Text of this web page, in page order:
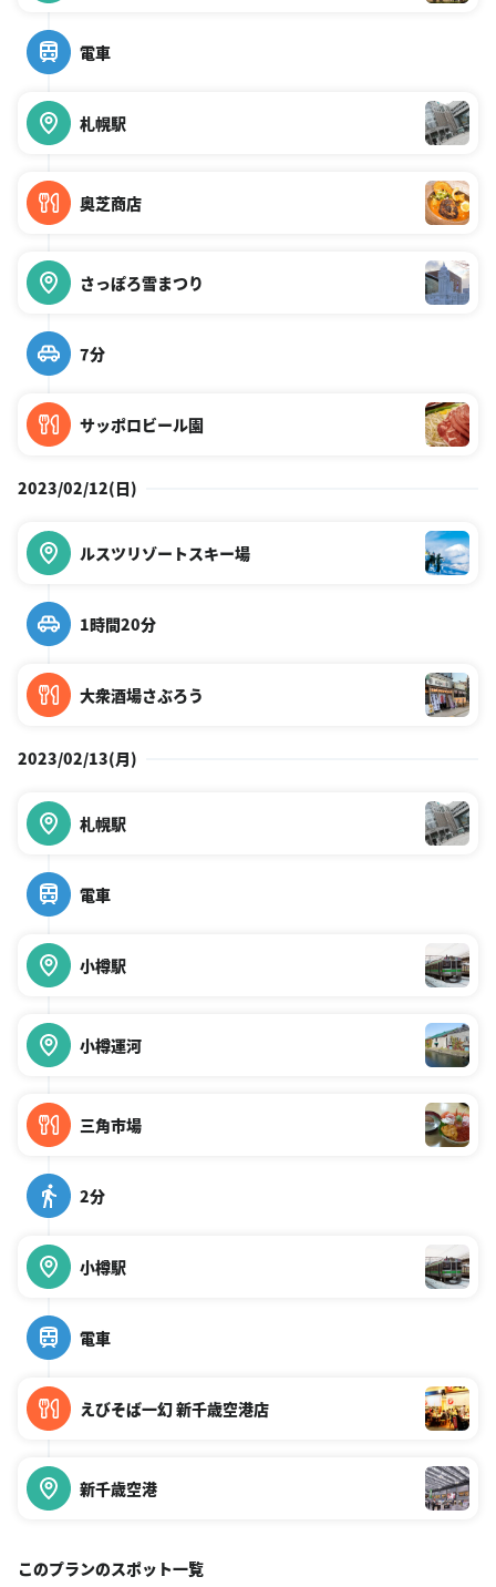
電車
札幌駅
奥芝商店
さっぽろ雪まつり
7分
サッポロビール園
2023/02/12(日)
ルスツリゾートスキー場
1時間20分
大衆酒場さぶろう
2023/02/13(月)
札幌駅
電車
小樽駅
小樽運河
三角市場
2分
小樽駅
電車
えびそば一幻 新千歳空港店
新千歳空港
このプランのスポット一覧